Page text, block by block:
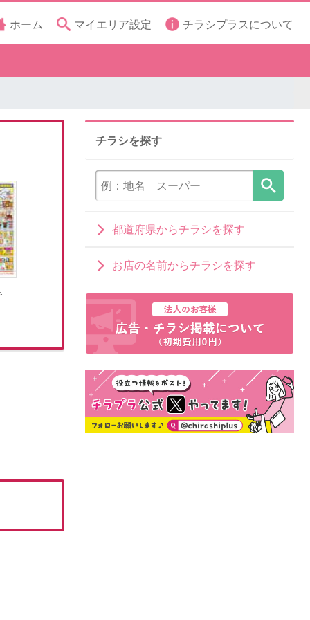
ホーム マイエリア設定 チラシプラスについて
チラシを探す
都道府県からチラシを探す
お店の名前からチラシを探す